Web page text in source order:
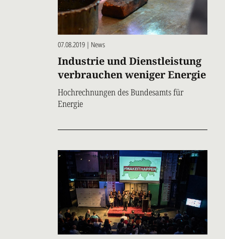
07.08.2019 | News
Industrie und Dienstleistung
verbrauchen weniger Energie
Hochrechnungen des Bundesamts für
Energie